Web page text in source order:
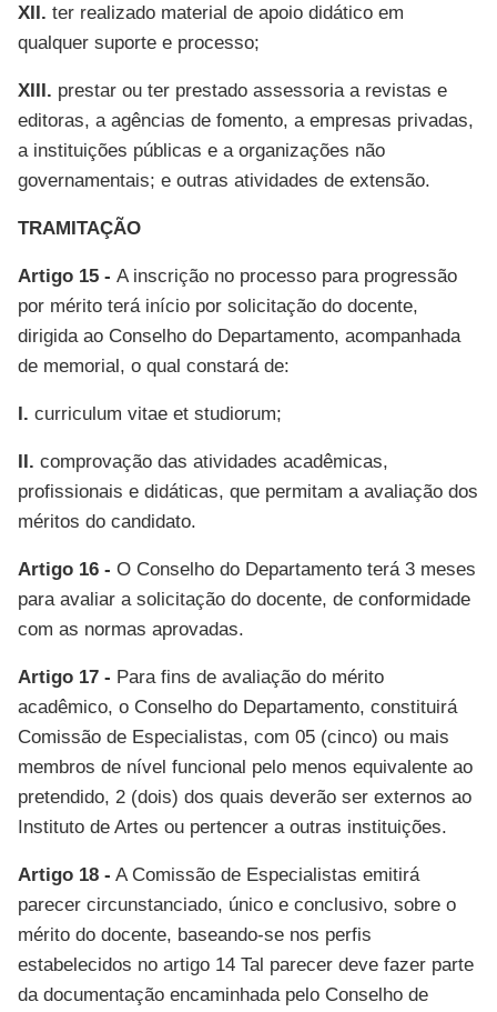
XII. ter realizado material de apoio didático em
qualquer suporte e processo;
XIII. prestar ou ter prestado assessoria a revistas e
editoras, a agências de fomento, a empresas privadas,
a instituições públicas e a organizações não
governamentais; e outras atividades de extensão.
TRAMITAÇÃO
Artigo 15 - A inscrição no processo para progressão
por mérito terá início por solicitação do docente,
dirigida ao Conselho do Departamento, acompanhada
de memorial, o qual constará de:
I. curriculum vitae et studiorum;
II. comprovação das atividades acadêmicas,
profissionais e didáticas, que permitam a avaliação dos
méritos do candidato.
Artigo 16 - O Conselho do Departamento terá 3 meses
para avaliar a solicitação do docente, de conformidade
com as normas aprovadas.
Artigo 17 - Para fins de avaliação do mérito
acadêmico, o Conselho do Departamento, constituirá
Comissão de Especialistas, com 05 (cinco) ou mais
membros de nível funcional pelo menos equivalente ao
pretendido, 2 (dois) dos quais deverão ser externos ao
Instituto de Artes ou pertencer a outras instituições.
Artigo 18 - A Comissão de Especialistas emitirá
parecer circunstanciado, único e conclusivo, sobre o
mérito do docente, baseando-se nos perfis
estabelecidos no artigo 14 Tal parecer deve fazer parte
da documentação encaminhada pelo Conselho de